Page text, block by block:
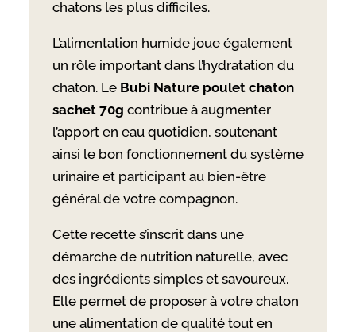
chatons les plus difficiles.
L’alimentation humide joue également
un rôle important dans l’hydratation du
chaton. Le Bubi Nature poulet chaton
sachet 70g contribue à augmenter
l’apport en eau quotidien, soutenant
ainsi le bon fonctionnement du système
urinaire et participant au bien-être
général de votre compagnon.
Cette recette s’inscrit dans une
démarche de nutrition naturelle, avec
des ingrédients simples et savoureux.
Elle permet de proposer à votre chaton
une alimentation de qualité tout en